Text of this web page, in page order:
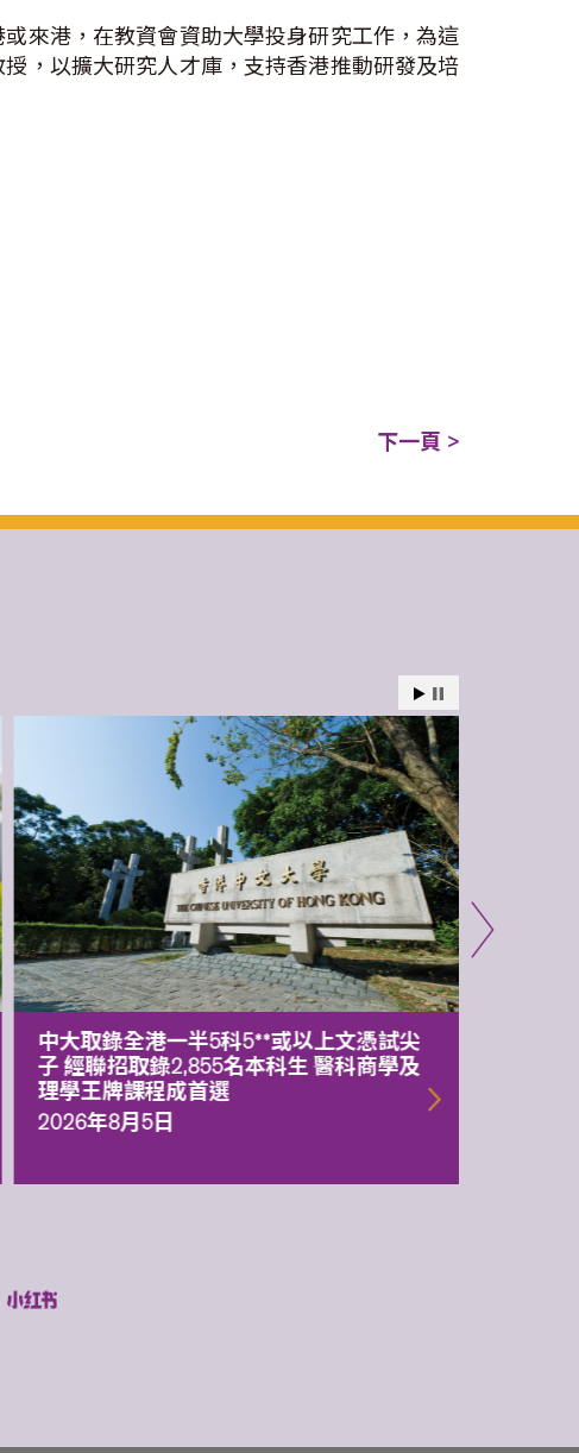
來港，在教資會資助大學投身研究工作，為這
，以擴大研究人才庫，支持香港推動研發及培
下一頁 >
中大取錄全港一半5科5**或以上文憑試尖
子 經聯招取錄2,855名本科生 醫科商學及
理學王牌課程成首選
2026年8月5日